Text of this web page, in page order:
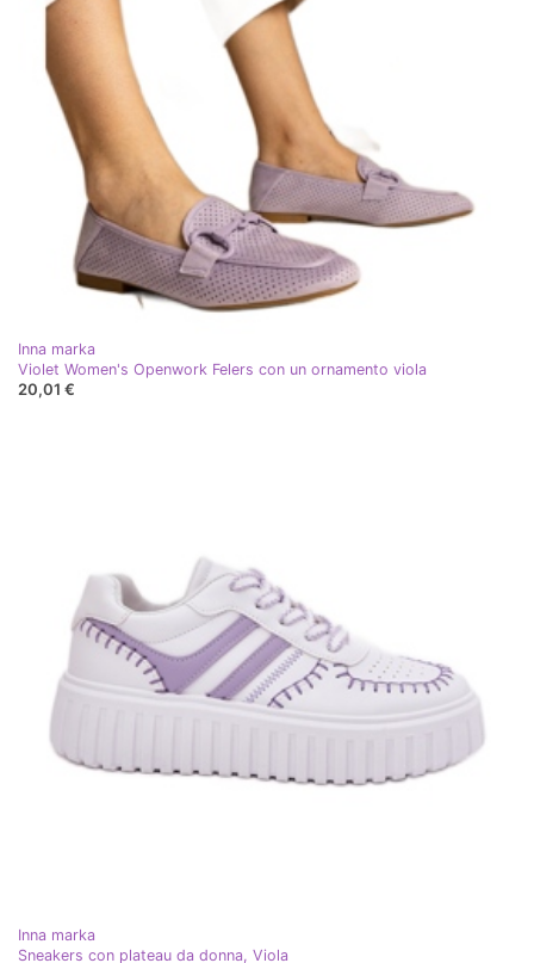
Inna marka
Violet Women's Openwork Felers con un ornamento viola
20,01 €
Inna marka
Sneakers con plateau da donna, Viola